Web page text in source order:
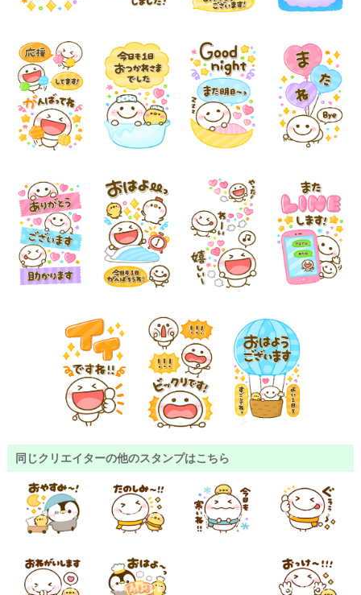
同じクリエイターの他のスタンプはこちら